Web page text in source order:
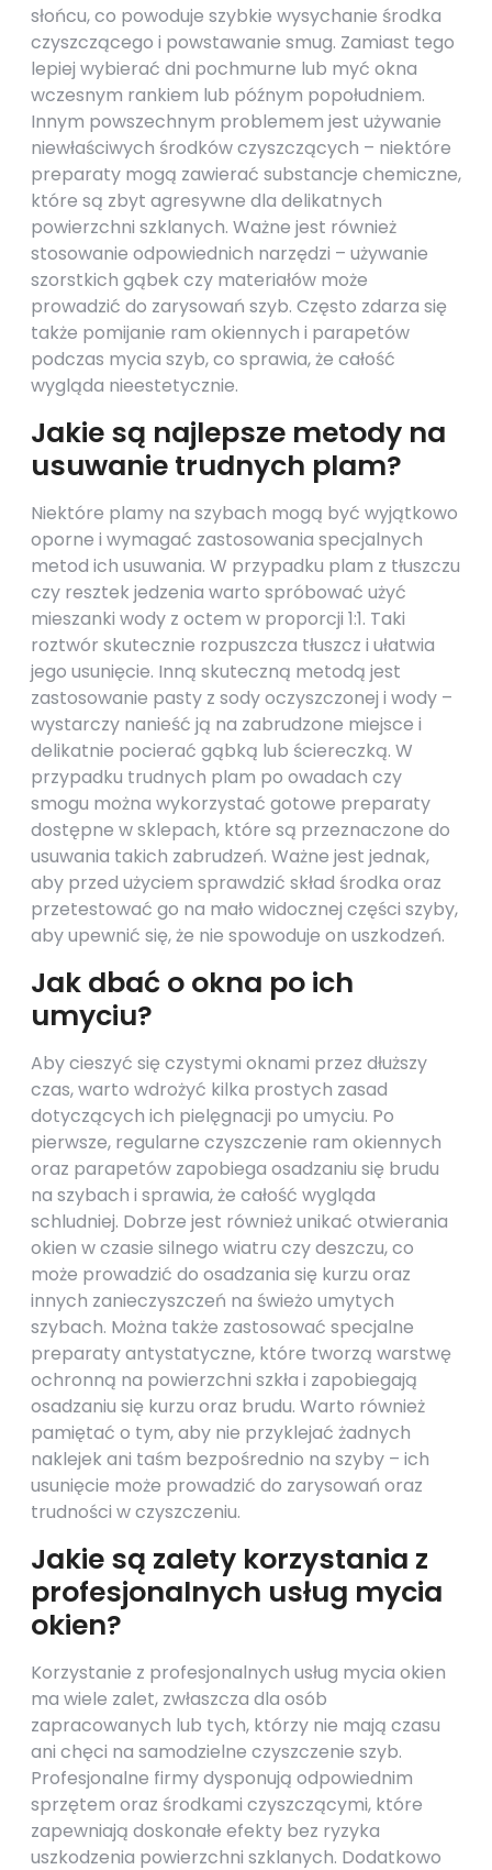
słońcu, co powoduje szybkie wysychanie środka
czyszczącego i powstawanie smug. Zamiast tego
lepiej wybierać dni pochmurne lub myć okna
wczesnym rankiem lub późnym popołudniem.
Innym powszechnym problemem jest używanie
niewłaściwych środków czyszczących – niektóre
preparaty mogą zawierać substancje chemiczne,
które są zbyt agresywne dla delikatnych
powierzchni szklanych. Ważne jest również
stosowanie odpowiednich narzędzi – używanie
szorstkich gąbek czy materiałów może
prowadzić do zarysowań szyb. Często zdarza się
także pomijanie ram okiennych i parapetów
podczas mycia szyb, co sprawia, że całość
wygląda nieestetycznie.
Jakie są najlepsze metody na
usuwanie trudnych plam?
Niektóre plamy na szybach mogą być wyjątkowo
oporne i wymagać zastosowania specjalnych
metod ich usuwania. W przypadku plam z tłuszczu
czy resztek jedzenia warto spróbować użyć
mieszanki wody z octem w proporcji 1:1. Taki
roztwór skutecznie rozpuszcza tłuszcz i ułatwia
jego usunięcie. Inną skuteczną metodą jest
zastosowanie pasty z sody oczyszczonej i wody –
wystarczy nanieść ją na zabrudzone miejsce i
delikatnie pocierać gąbką lub ściereczką. W
przypadku trudnych plam po owadach czy
smogu można wykorzystać gotowe preparaty
dostępne w sklepach, które są przeznaczone do
usuwania takich zabrudzeń. Ważne jest jednak,
aby przed użyciem sprawdzić skład środka oraz
przetestować go na mało widocznej części szyby,
aby upewnić się, że nie spowoduje on uszkodzeń.
Jak dbać o okna po ich
umyciu?
Aby cieszyć się czystymi oknami przez dłuższy
czas, warto wdrożyć kilka prostych zasad
dotyczących ich pielęgnacji po umyciu. Po
pierwsze, regularne czyszczenie ram okiennych
oraz parapetów zapobiega osadzaniu się brudu
na szybach i sprawia, że całość wygląda
schludniej. Dobrze jest również unikać otwierania
okien w czasie silnego wiatru czy deszczu, co
może prowadzić do osadzania się kurzu oraz
innych zanieczyszczeń na świeżo umytych
szybach. Można także zastosować specjalne
preparaty antystatyczne, które tworzą warstwę
ochronną na powierzchni szkła i zapobiegają
osadzaniu się kurzu oraz brudu. Warto również
pamiętać o tym, aby nie przyklejać żadnych
naklejek ani taśm bezpośrednio na szyby – ich
usunięcie może prowadzić do zarysowań oraz
trudności w czyszczeniu.
Jakie są zalety korzystania z
profesjonalnych usług mycia
okien?
Korzystanie z profesjonalnych usług mycia okien
ma wiele zalet, zwłaszcza dla osób
zapracowanych lub tych, którzy nie mają czasu
ani chęci na samodzielne czyszczenie szyb.
Profesjonalne firmy dysponują odpowiednim
sprzętem oraz środkami czyszczącymi, które
zapewniają doskonałe efekty bez ryzyka
uszkodzenia powierzchni szklanych. Dodatkowo